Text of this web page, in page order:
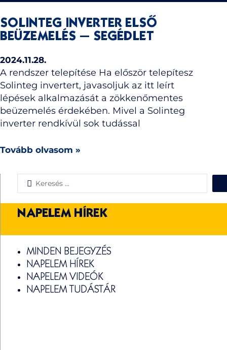
SOLINTEG INVERTER ELSŐ
BEÜZEMELÉS – SEGÉDLET
2024.11.28.
A rendszer telepítése Ha először telepítesz
Solinteg invertert, javasoljuk az itt leírt
lépések alkalmazását a zökkenőmentes
beüzemelés érdekében. Mivel a Solinteg
inverter rendkívül sok tudással
Tovább olvasom »
Search
...
NAPELEM HÍREK
MINDEN BEJEGYZÉS
NAPELEM HÍREK
NAPELEM VIDEÓK
NAPELEM TUDÁSTÁR